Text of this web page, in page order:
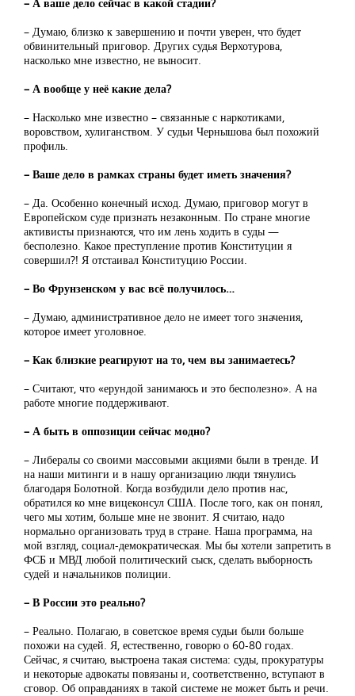
– Думаю, близко к завершению и почти уверен, что будет
обвинительный приговор. Других судья Верхотурова,
насколько мне известно, не выносит.
– А вообще у неё какие дела?
– Насколько мне известно – связанные с наркотиками,
воровством, хулиганством. У судьи Чернышова был похожий
профиль.
– Ваше дело в рамках страны будет иметь значения?
– Да. Особенно конечный исход. Думаю, приговор могут в
Европейском суде признать незаконным. По стране многие
активисты признаются, что им лень ходить в суды —
бесполезно. Какое преступление против Конституции я
совершил?! Я отстаивал Конституцию России.
– Во Фрунзенском у вас всё получилось…
– Думаю, административное дело не имеет того значения,
которое имеет уголовное.
– Как близкие реагируют на то, чем вы занимаетесь?
– Считают, что «ерундой занимаюсь и это бесполезно». А на
работе многие поддерживают.
– А быть в оппозиции сейчас модно?
– Либералы со своими массовыми акциями были в тренде. И
на наши митинги и в нашу организацию люди тянулись
благодаря Болотной. Когда возбудили дело против нас,
обратился ко мне вицеконсул США. После того, как он понял,
чего мы хотим, больше мне не звонит. Я считаю, надо
нормально организовать труд в стране. Наша программа, на
мой взгляд, социал-демократическая. Мы бы хотели запретить в
ФСБ и МВД любой политический сыск, сделать выборность
судей и начальников полиции.
– В России это реально?
– Реально. Полагаю, в советское время судьи были больше
похожи на судей. Я, естественно, говорю о 60-80 годах.
Сейчас, я считаю, выстроена такая система: суды, прокуратуры
и некоторые адвокаты повязаны и, соответственно, вступают в
сговор. Об оправданиях в такой системе не может быть и речи.